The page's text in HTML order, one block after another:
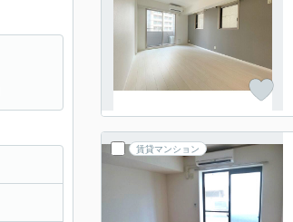
賃貸マンション